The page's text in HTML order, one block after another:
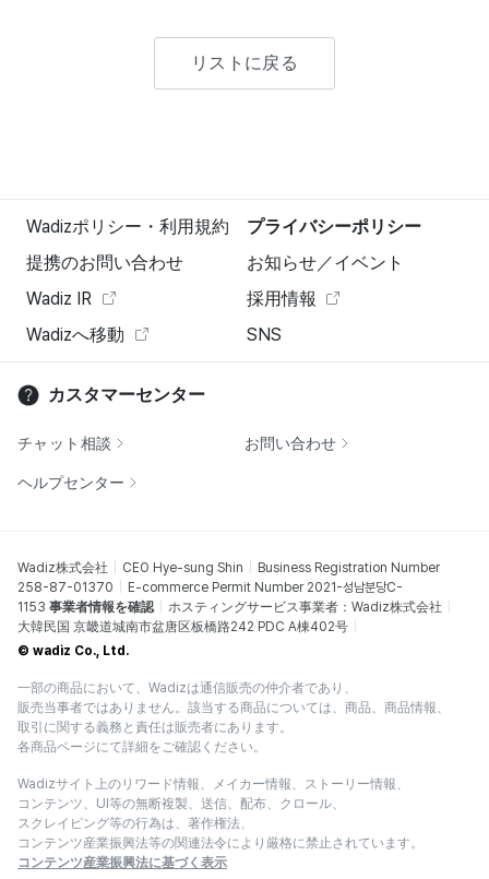
リストに戻る
Wadizポリシー・利用規約
プライバシーポリシー
提携のお問い合わせ
お知らせ／イベント
Wadiz IR
採用情報
Wadizへ移動
SNS
カスタマーセンター
チャット相談 お問い合わせ
ヘルプセンター
Wadiz株式会社 CEO Hye-sung Shin
Business Registration Number
258-87-01370
E-commerce Permit Number 2021-성남분당C-
1153 事業者情報を確認
ホスティングサービス事業者：Wadiz株式会社
大韓民国 京畿道城南市盆唐区板橋路242 PDC A棟402号
© wadiz Co., Ltd.
一部の商品において、Wadizは通信販売の仲介者であり、
販売当事者ではありません。該当する商品については、商品、商品情報、
取引に関する義務と責任は販売者にあります。
各商品ページにて詳細をご確認ください。
Wadizサイト上のリワード情報、メイカー情報、ストーリー情報、
コンテンツ、UI等の無断複製、送信、配布、クロール、
スクレイピング等の行為は、著作権法、
コンテンツ産業振興法等の関連法令により厳格に禁止されています。
コンテンツ産業振興法に基づく表示